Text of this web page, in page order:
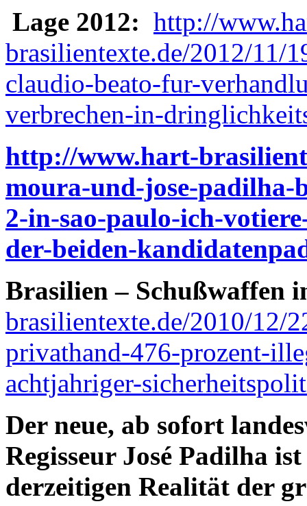
Lage 2012: http://
brasilientexte.de/2012/11/
claudio-beato-fur-
verbrechen-in-
http://www.hart-
moura-und-jose-padilha-
2-in-sao-paulo-ich-
der-beiden-
Brasilien – Schußwaffen
brasilientexte.de/2010/12/
privathand-476-prozent-
achtjahriger-
Der neue, ab sofort
Regisseur José Padilha
derzeitigen Realität der